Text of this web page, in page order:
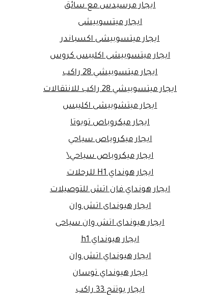
ايجار مرسيدس مع سائق
ايجار ميتسوبيشى
ايجار ميتسوبيشى اكسباندر
ايجار ميتسوبيشى اكليبس كروس
ايجار ميتسوبيشي 28 راكب
ايجار ميتسوبيشي 28 راكب للانتقالات
ايجار ميتشوبيشى اكليبس
ايجار ميكروباص تويوتا
ايجار ميكروباص سياحي
ايجار ميكروباص سياحي\
ايجار هونداي H1 للرحلات
ايجار هونداي فان اتش للتوصيلات
ايجار هيونداى اتش وان
ايجار هيونداى اتش وان سياحى
ايجار هيونداي h1
ايجار هيونداي اتش وان
ايجار هيونداي توسان
ايجار يوتنج 33 راكب